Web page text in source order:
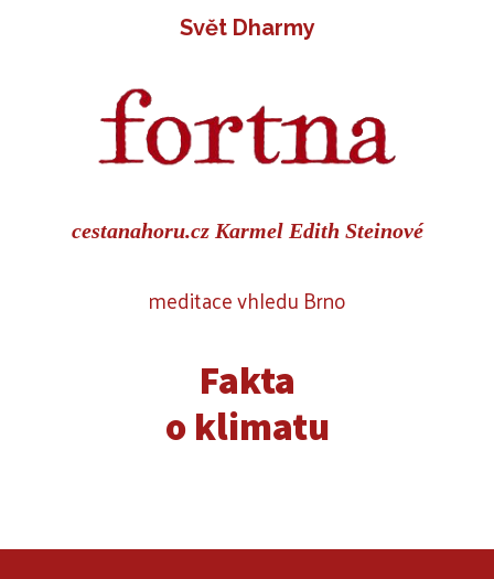
Svět Dharmy
cestanahoru.cz Karmel Edith Steinové
meditace vhledu Brno
Fakta
o klimatu